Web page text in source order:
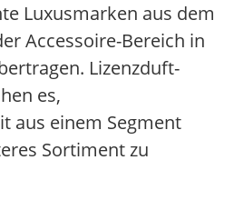
Luxusmarken aus dem
Accessoire-Bereich in
Lizenzduft-
es,
aus einem Segment
Sortiment zu